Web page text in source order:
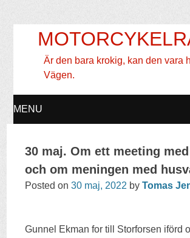
Är den bara krokig, kan den vara
Vägen.
MENU
TO
30 maj. Om ett meeting
och om meningen med
Posted on30 maj, 2022 byTomas
Gunnel Ekman for till Storforsen iförd